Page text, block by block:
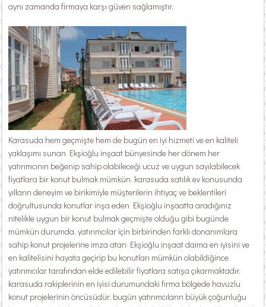
aynı zamanda firmaya karşı güven sağlamıştır.
Karasuda hem geçmişte hem de bugün en iyi hizmeti ve en kaliteli
yaklaşımı sunan Ekşioğlu inşaat bünyesinde her dönem her
yatırımcının beğenip sahip olabileceği ucuz ve uygun sayılabilecek
fiyatlara bir konut bulmak mümkün. karasuda satılık ev konusunda
yılların deneyim ve birikimiyle müşterilerin ihtiyaç ve beklentileri
doğrultusunda konutlar inşa eden Ekşioğlu inşaatta aradığınız
nitelikle uygun bir konut bulmak geçmişte olduğu gibi bugünde
mümkün durumda. yatırımcılar için birbirinden farklı donanımlara
sahip konut projelerine imza atan Ekşioğlu inşaat daima en iyisini ve
en kalitelisini hayata geçirip bu konutları mümkün olabildiğince
yatırımcılar tarafından elde edilebilir fiyatlara satışa çıkarmaktadır.
karasuda rakiplerinin en iyisi durumundaki firma bölgede havuzlu
konut projelerinin öncüsüdür. bugün yatırımcıların büyük çoğunluğu